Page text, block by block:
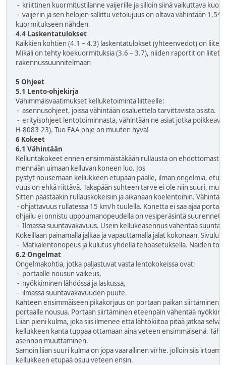
- kriittinen kuormitustilanne vaijerille ja silloin siinä vaikuttava
- vaijerin ja sen helojen sallittu vetolujuus on oltava vähintään
kuormitukseen nähden.
4.4 Laskentatulokset
Kaikkien kohtien (4.1 – 4.3) laskentatulokset (yhteenvedot) on
Mikäli on tehty koekuormituksia (3.6 – 3.7), niiden raportit on
rakennussuunnitelmaan
5 Ohjeet
5.1 Lento-ohjekirja
Vähimmäisvaatimukset kelluketoiminta liitteelle:
- asennusohjeet, joissa vähintään osaluettelo tarvittavista osista.
- erityisohjeet lentotoiminnasta, vähintään ne asiat jotka
H-8083-23). Tuo FAA ohje on muuten hyvä!
6 Kokeet
6.1 Vähintään
Kelluntakokeet ennen ensimmäistäkään rullausta on ehdottomasti
mennään uimaan kelluvan koneen luo. Jos
pystyt nousemaan kellukkeen etupään päälle, ilman ongelmia,
vuus on ehkä riittävä. Takapään suhteen tarve ei ole niin suuri,
Sitten päästääkin rullauskokeisiin ja aikanaan koelentoihin.
- ohjattavuus rullatessa 15 km/h tuulella. Konetta ei saa ajaa
ohjailu ei onnistu uppoumanopeudella on vesiperäsintä
- Ilmassa suuntavakavuus. Usein kellukeasennus vähentää
Kokeillaan painamalla jalkaa ja vapauttamalla jalat kokonaan.
- Matkalentonopeus ja kulutus yhdellä tehoasetuksella. Näiden
6.2 Ongelmat
Ongelmakohtia, jotka paljastuvat vasta lentokokeissa ovat:
- portaalle nousun vaikeus,
- nyökkiminen lähdössä ja laskussa,
- ilmassa suuntavakavuuden puute.
Kahteen ensimmäiseen pikakorjaus on portaan paikan siirtäminen.
portaalle nousua. Portaan siirtäminen eteenpäin vähentää
Liian pieni kulma, joka siis ilmenee että lähtökiitoa pitää jatkaa
kellukkeen kanta tuppaa ottamaan aina veteen ensimmäisenä.
asennon muuttaminen.
Samoin liian suuri kulma on jopa vaarallinen virhe. jolloin siis
kellukkeen etupää osuu veteen ensin.